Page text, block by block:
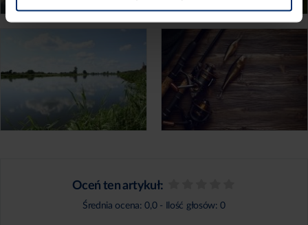
Oceń ten artykuł:
Średnia ocena:0,0- Ilość głosów:0